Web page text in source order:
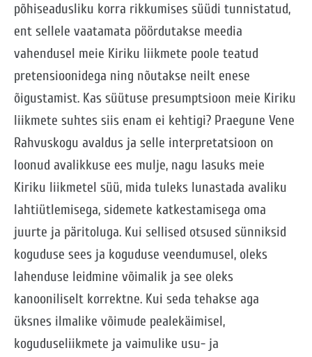
põhiseadusliku korra rikkumises süüdi tunnistatud,
ent sellele vaatamata pöördutakse meedia
vahendusel meie Kiriku liikmete poole teatud
pretensioonidega ning nõutakse neilt enese
õigustamist. Kas süütuse presumptsioon meie Kiriku
liikmete suhtes siis enam ei kehtigi? Praegune Vene
Rahvuskogu avaldus ja selle interpretatsioon on
loonud avalikkuse ees mulje, nagu lasuks meie
Kiriku liikmetel süü, mida tuleks lunastada avaliku
lahtiütlemisega, sidemete katkestamisega oma
juurte ja päritoluga. Kui sellised otsused sünniksid
koguduse sees ja koguduse veendumusel, oleks
lahenduse leidmine võimalik ja see oleks
kanooniliselt korrektne. Kui seda tehakse aga
üksnes ilmalike võimude pealekäimisel,
koguduseliikmete ja vaimulike usu- ja